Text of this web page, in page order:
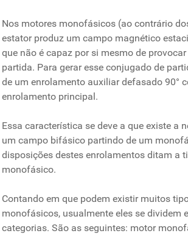
Nos motores monofásicos (ao contrário
estator produz um campo magnético
que não é capaz por si mesmo de
partida. Para gerar esse conjugado de
de um enrolamento auxiliar defasado 90°
enrolamento principal.
Essa característica se deve a que existe a
um campo bifásico partindo de um
disposições destes enrolamentos ditam a
monofásico.
Contando em que podem existir muitos
monofásicos, usualmente eles se dividem
categorias. São as seguintes: motor